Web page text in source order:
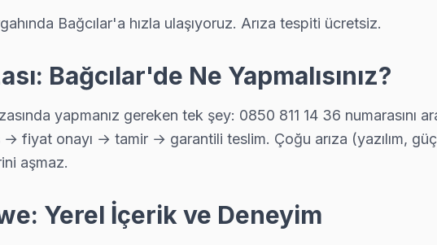
Bağcılar'a hızla ulaşıyoruz. Arıza tespiti ücretsiz.
Bağcılar'de Ne Yapmalısınız?
yapmanız gereken tek şey: 0850 811 14 36
fiyat onayı → tamir → garantili teslim. Çoğu arıza (yazılım,
aşmaz.
Yerel İçerik ve Deneyim